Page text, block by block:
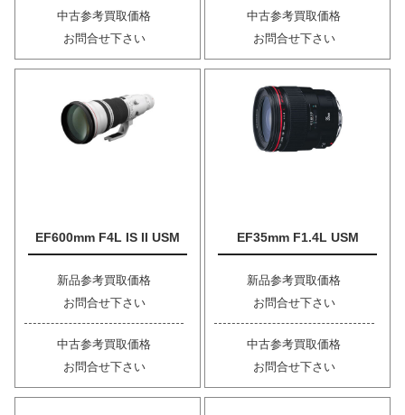
中古参考買取価格
お問合せ下さい
中古参考買取価格
お問合せ下さい
EF600mm F4L IS II USM
新品参考買取価格
お問合せ下さい
中古参考買取価格
お問合せ下さい
EF35mm F1.4L USM
新品参考買取価格
お問合せ下さい
中古参考買取価格
お問合せ下さい